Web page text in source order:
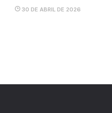
30 DE ABRIL DE 2026